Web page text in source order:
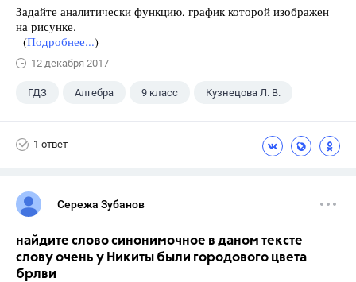
Задайте аналитически функцию, график которой изображен
на рисунке.
(Подробнее...)
12 декабря 2017
ГДЗ Алгебра 9 класс Кузнецова Л. В.
1 ответ
Сережа Зубанов
найдите слово синонимочное в даном тексте
слову очень у Никиты были городового цвета
брлви